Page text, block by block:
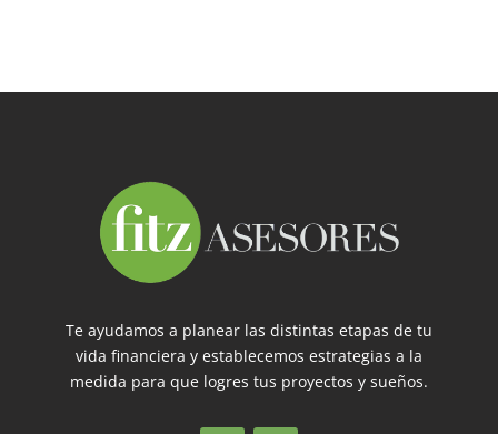
Te ayudamos a planear las distintas etapas de tu
vida financiera y establecemos estrategias a la
medida para que logres tus proyectos y sueños.